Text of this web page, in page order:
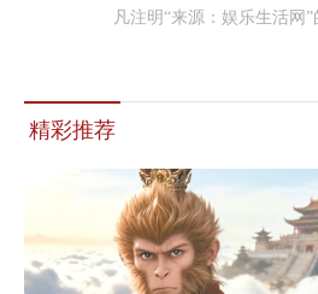
凡注明“来源：娱乐生活网
精彩推荐